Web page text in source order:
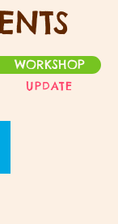
WORKSHOP